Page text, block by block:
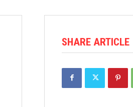
SHARE ARTICLE